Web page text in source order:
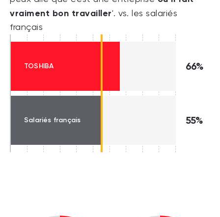
vraiment bon travailler'. vs. les salariés
français
TOSHIBA 66%
Salariés français 55%